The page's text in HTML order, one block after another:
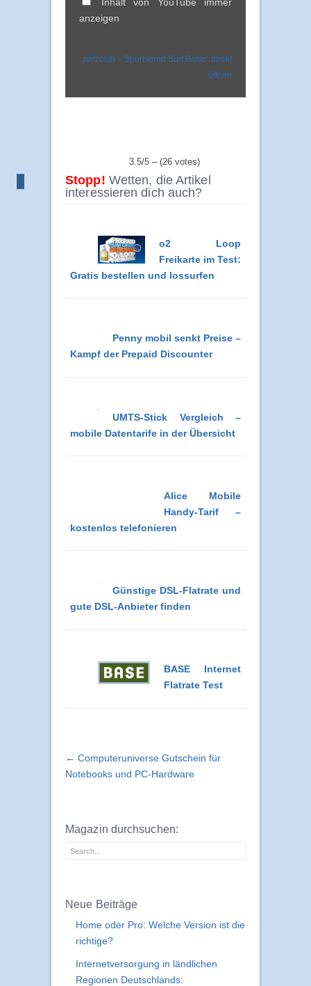
anzeigen
„netzclub – Sponsored Surf Basic“ direkt
öffnen
3.5/5 – (26 votes)
Stopp! Wetten, die Artikel
interessieren dich auch?
o2 Loop
Freikarte im Test:
Gratis bestellen und lossurfen
Penny mobil senkt Preise –
Kampf der Prepaid Discounter
UMTS-Stick Vergleich –
mobile Datentarife in der Übersicht
Alice Mobile
Handy-Tarif –
kostenlos telefonieren
Günstige DSL-Flatrate und
gute DSL-Anbieter finden
BASE Internet
Flatrate Test
← Computeruniverse Gutschein für
Notebooks und PC-Hardware
Magazin durchsuchen:
Neue Beiträge
Home oder Pro: Welche Version ist die
richtige?
Internetversorgung in ländlichen
Regionen Deutschlands: